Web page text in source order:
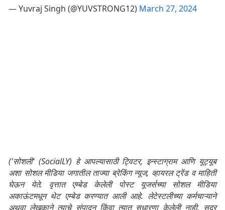
— Yuvraj Singh (@YUVSTRONG12) March 27, 2024
('सोशली' (SocialLY) हे आपल्यासाठी ट्विटर, इन्स्टाग्राम आणि यूट्यूब
अशा सोशल मीडिया जगातील ताज्या ब्रेकिंग न्यूज, व्हायरल ट्रेंड व माहिती
घेऊन येते. वृत्तात एम्बेड केलेली पोस्ट यूजर्सच्या सोशल मीडिया
अकाऊंटमधून थेट एम्बेड करण्यात आली आहे. लेटेस्टलीच्या कर्मचाऱ्याने
अथवा लेखकाने त्याचे संपादन किंवा त्यात सुधारणा केलेली नाही. सदर